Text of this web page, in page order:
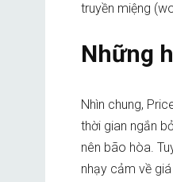
truyền miệng
Những
Nhìn chung,
thời gian ngắn
nên bão hòa.
nhạy cảm về